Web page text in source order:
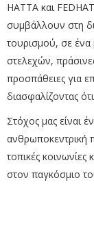
ΗΑΤΤΑ και
συμβάλλουν στη
τουρισμού, σε ένα
στελεχών,
προσπάθειες για
διασφαλίζοντας
Στόχος μας είναι
ανθρωποκεντρική
τοπικές κοινωνίες
στον παγκόσμιο